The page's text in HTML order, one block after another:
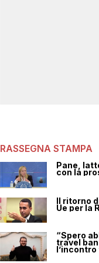
RASSEGNA STAMPA
Pane,
con la
Il ritorno
Ue per la
“Spero
travel